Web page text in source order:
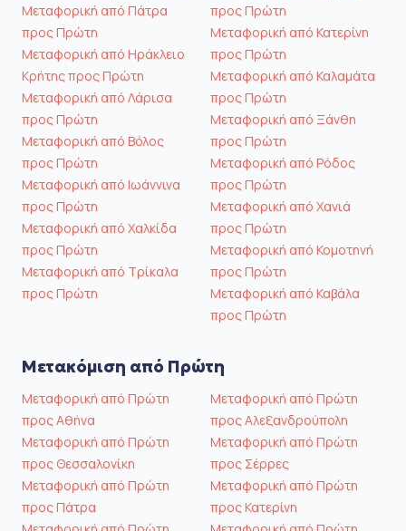
Μεταφορική από Πάτρα
προς Πρώτη
Μεταφορική από Ηράκλειο
Κρήτης προς Πρώτη
Μεταφορική από Λάρισα
προς Πρώτη
Μεταφορική από Βόλος
προς Πρώτη
Μεταφορική από Ιωάννινα
προς Πρώτη
Μεταφορική από Χαλκίδα
προς Πρώτη
Μεταφορική από Τρίκαλα
προς Πρώτη
προς Πρώτη
Μεταφορική από Κατερίνη
προς Πρώτη
Μεταφορική από Καλαμάτα
προς Πρώτη
Μεταφορική από Ξάνθη
προς Πρώτη
Μεταφορική από Ρόδος
προς Πρώτη
Μεταφορική από Χανιά
προς Πρώτη
Μεταφορική από Κομοτηνή
προς Πρώτη
Μεταφορική από Καβάλα
προς Πρώτη
Μετακόμιση από Πρώτη
Μεταφορική από Πρώτη
προς Αθήνα
Μεταφορική από Πρώτη
προς Θεσσαλονίκη
Μεταφορική από Πρώτη
προς Πάτρα
Μεταφορική από Πρώτη
προς Αλεξανδρούπολη
Μεταφορική από Πρώτη
προς Σέρρες
Μεταφορική από Πρώτη
προς Κατερίνη